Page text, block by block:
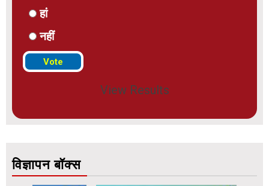
हां
नहीं
View Results
विज्ञापन बॉक्स